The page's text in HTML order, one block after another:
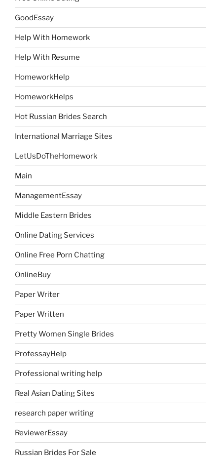
GoodEssay
Help With Homework
Help With Resume
HomeworkHelp
HomeworkHelps
Hot Russian Brides Search
International Marriage Sites
LetUsDoTheHomework
Main
ManagementEssay
Middle Eastern Brides
Online Dating Services
Online Free Porn Chatting
OnlineBuy
Paper Writer
Paper Written
Pretty Women Single Brides
ProfessayHelp
Professional writing help
Real Asian Dating Sites
research paper writing
ReviewerEssay
Russian Brides For Sale